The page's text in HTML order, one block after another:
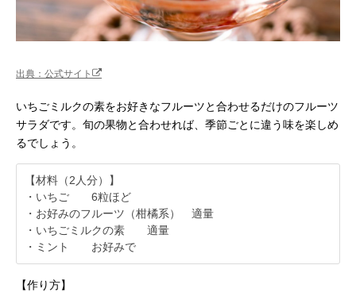
出典：公式サイト
いちごミルクの素をお好きなフルーツと合わせるだけのフルーツ
サラダです。旬の果物と合わせれば、季節ごとに違う味を楽しめ
るでしょう。
【材料（2人分）】
・いちご 6粒ほど
・お好みのフルーツ（柑橘系） 適量
・いちごミルクの素 適量
・ミント お好みで
【作り方】